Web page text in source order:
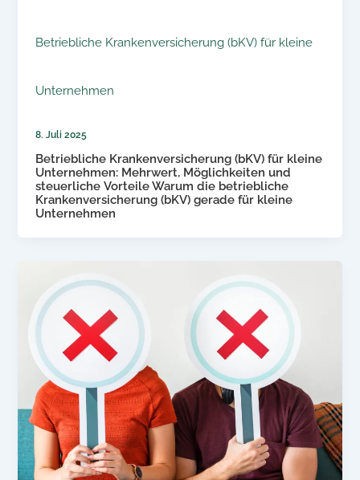
Betriebliche Krankenversicherung (bKV) für kleine
Unternehmen
8. Juli 2025
Betriebliche Krankenversicherung (bKV) für kleine
Unternehmen: Mehrwert, Möglichkeiten und
steuerliche Vorteile Warum die betriebliche
Krankenversicherung (bKV) gerade für kleine
Unternehmen